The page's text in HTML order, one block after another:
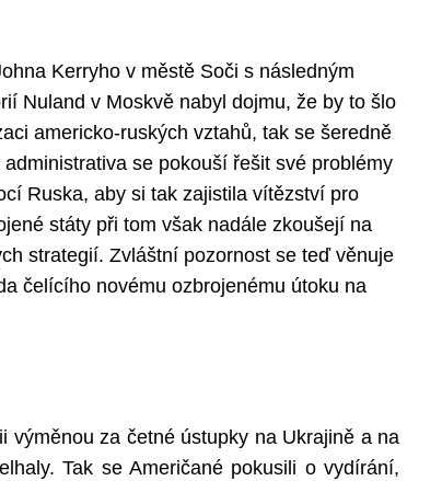
Kerryho v městě Soči s následným
Nuland v Moskvě nabyl dojmu, že by to šlo
americko-ruských vztahů, tak se šeredně
se pokouší řešit své problémy
Ruska, aby si tak zajistila vítězství pro
státy při tom však nadále zkoušejí na
strategií. Zvláštní pozornost se teď věnuje
čelícího novému ozbrojenému útoku na
výměnou za četné ústupky na Ukrajině a na
Tak se Američané pokusili o vydírání,